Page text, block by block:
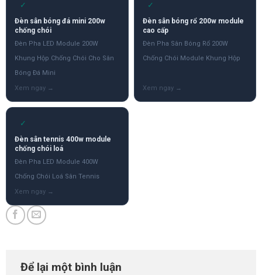
✓
Đèn sân bóng đá mini 200w
chống chói
Đèn Pha LED Module 200W
Khung Hộp Chống Chói Cho Sân
Bóng Đá Mini
✓
Đèn sân bóng rổ 200w module
cao cấp
Đèn Pha Sân Bóng Rổ 200W
Chống Chói Module Khung Hộp
✓
Đèn sân tennis 400w module
chống chói loá
Đèn Pha LED Module 400W
Chống Chói Loá Sân Tennis
Để lại một bình luận